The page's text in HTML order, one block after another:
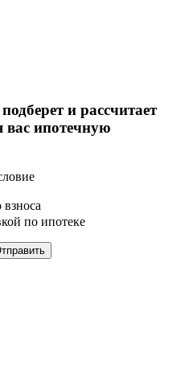
и рассчитает
вас ипотечную
взноса
по ипотеке